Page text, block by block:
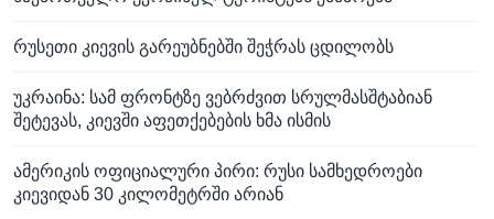
რუსეთი კიევის გარეუბნებში შეჭრას ცდილობს
უკრაინა: სამ ფრონტზე ვებრძვით სრულმასშტაბიან
შეტევას, კიევში აფეთქებების ხმა ისმის
ამერიკის ოფიციალური პირი: რუსი სამხედროები
კიევიდან 30 კილომეტრში არიან